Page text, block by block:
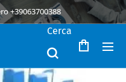
+39063700388
Cerca